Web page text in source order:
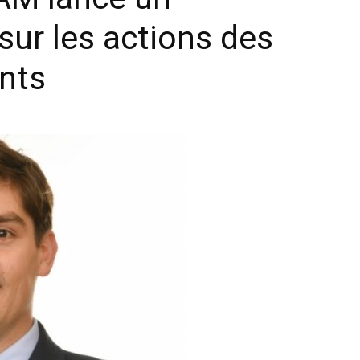
les actions des